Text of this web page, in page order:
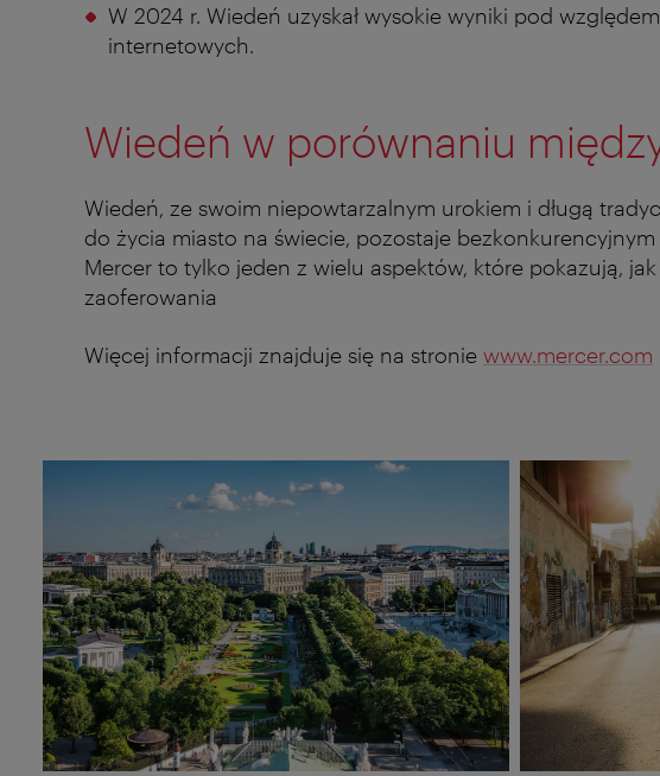
W 2024 r. Wiedeń uzyskał wysokie wyniki pod
internetowych.
Wiedeń w porównaniu
Wiedeń, ze swoim niepowtarzalnym urokiem i długą
do życia miasto na świecie, pozostaje
Mercer to tylko jeden z wielu aspektów, które pokazują,
zaoferowania
Więcej informacji znajduje się na stronie www.mercer.com